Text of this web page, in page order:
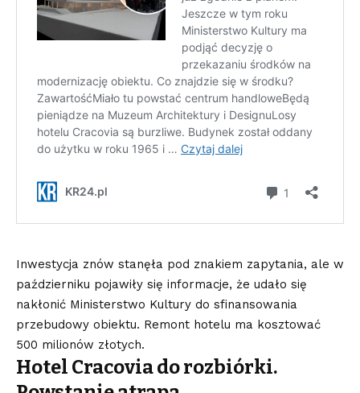
Inwestycja znów stanęła pod znakiem zapytania, ale w
październiku pojawiły się informacje, że udało się
nakłonić Ministerstwo Kultury do sfinansowania
przebudowy obiektu. Remont hotelu ma kosztować
500 milionów złotych.
Hotel Cracovia do rozbiórki.